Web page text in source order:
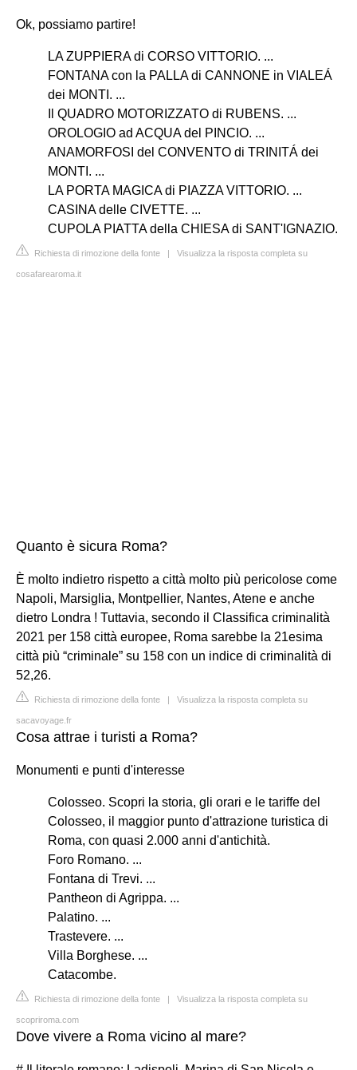
Ok, possiamo partire!
LA ZUPPIERA di CORSO VITTORIO. ...
FONTANA con la PALLA di CANNONE in VIALEÁ
dei MONTI. ...
Il QUADRO MOTORIZZATO di RUBENS. ...
OROLOGIO ad ACQUA del PINCIO. ...
ANAMORFOSI del CONVENTO di TRINITÁ dei
MONTI. ...
LA PORTA MAGICA di PIAZZA VITTORIO. ...
CASINA delle CIVETTE. ...
CUPOLA PIATTA della CHIESA di SANT'IGNAZIO.
Richiesta di rimozione della fonte | Visualizza la risposta completa su
cosafarearoma.it
Quanto è sicura Roma?
È molto indietro rispetto a città molto più pericolose come
Napoli, Marsiglia, Montpellier, Nantes, Atene e anche
dietro Londra ! Tuttavia, secondo il Classifica criminalità
2021 per 158 città europee, Roma sarebbe la 21esima
città più “criminale” su 158 con un indice di criminalità di
52,26.
Richiesta di rimozione della fonte | Visualizza la risposta completa su
sacavoyage.fr
Cosa attrae i turisti a Roma?
Monumenti e punti d'interesse
Colosseo. Scopri la storia, gli orari e le tariffe del
Colosseo, il maggior punto d'attrazione turistica di
Roma, con quasi 2.000 anni d'antichità.
Foro Romano. ...
Fontana di Trevi. ...
Pantheon di Agrippa. ...
Palatino. ...
Trastevere. ...
Villa Borghese. ...
Catacombe.
Richiesta di rimozione della fonte | Visualizza la risposta completa su
scopriroma.com
Dove vivere a Roma vicino al mare?